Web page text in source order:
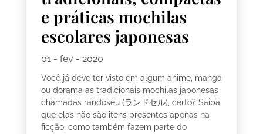
e práticas mochilas
escolares japonesas
01 - fev - 2020
Você já deve ter visto em algum anime, mangá
ou dorama as tradicionais mochilas japonesas
chamadas randoseu (ランドセル), certo? Saiba
que elas não são itens presentes apenas na
ficção, como também fazem parte do